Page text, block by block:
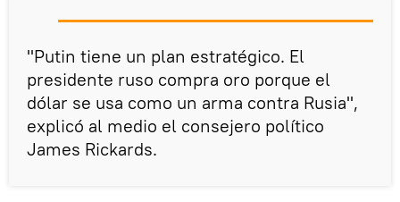
"Putin tiene un plan estratégico. El
presidente ruso compra oro porque el
dólar se usa como un arma contra Rusia",
explicó al medio el consejero político
James Rickards.